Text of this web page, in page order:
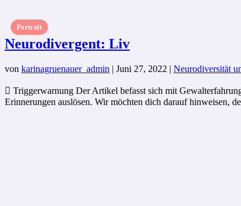
Portrait
Neurodivergent: Liv
von karinagruenauer_admin | Juni 27, 2022 | Neurodiversität
 Triggerwarnung Der Artikel befasst sich mit
Erinnerungen auslösen. Wir möchten dich darauf hinweisen,